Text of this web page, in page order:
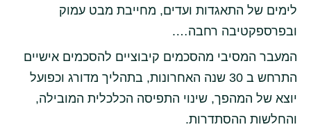
לימים של התאגדות ועדים, מחייבת מבט עמוק
ובפרספקטיבה רחבה….
המעבר המסיבי מהסכמים קיבוציים להסכמים אישיים
התרחש ב 30 שנה האחרונות, בתהליך מדורג וכפועל
יוצא של המהפך, שינוי התפיסה הכלכלית המובילה,
והחלשות ההסתדרות.